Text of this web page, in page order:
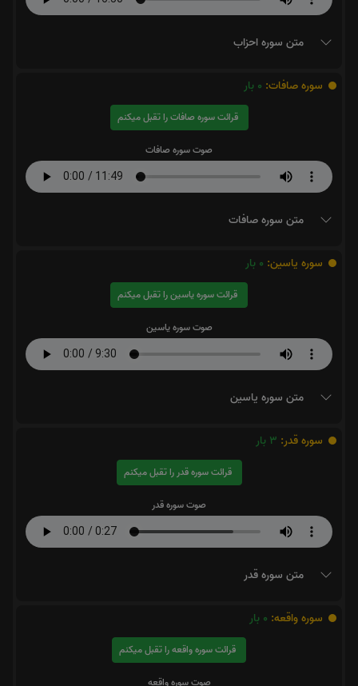
متن سوره احزاب
سوره صافات: 0 بار
قرائت سوره صافات را تقبل میکنم
صوت سوره صافات
متن سوره صافات
سوره یاسین: 0 بار
قرائت سوره یاسین را تقبل میکنم
صوت سوره یاسین
متن سوره یاسین
سوره قدر: 3 بار
قرائت سوره قدر را تقبل میکنم
صوت سوره قدر
متن سوره قدر
سوره واقعه: 0 بار
قرائت سوره واقعه را تقبل میکنم
صوت سوره واقعه